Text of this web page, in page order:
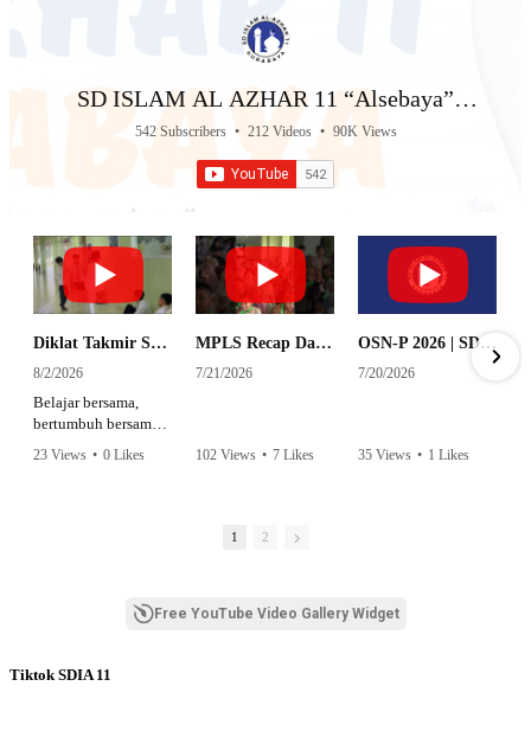
SD ISLAM AL AZHAR 11 “Alsebaya”
Surabaya
542 Subscribers • 212 Videos • 90K Views
Diklat Takmir SDI Al Azhar 11 Surabaya
8/2/2026
Belajar bersama,
bertumbuh bersama,
amanah.
mencetak pemimpin-
bertanggung jawab,
23 Views • 0 Likes
MPLS Recap Day 1 - SDI Al Azhar 11 Surabaya
7/21/2026
102 Views • 7 Likes
OSN-P 2026 | SD - 20533043 - SD ISLAM AL AZHAR 11 SURABAYA | IPA
7/20/2026
35 Views • 1 Likes
1 2
Free YouTube Video Gallery Widget
Tiktok SDIA 11